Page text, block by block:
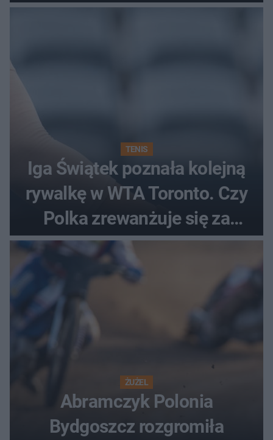
TENIS
Iga Świątek poznała kolejną
rywalkę w WTA Toronto. Czy
Polka zrewanżuje się za
ostatnią porażkę?
ŻUŻEL
Abramczyk Polonia
Bydgoszcz rozgromiła